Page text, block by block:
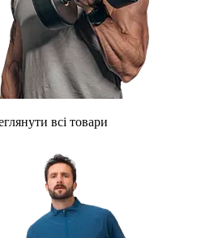
всі товари